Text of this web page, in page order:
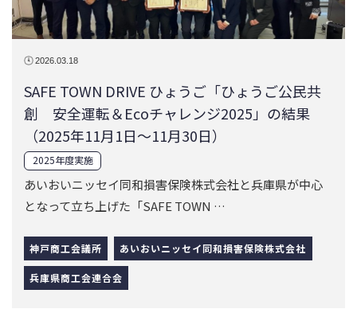
2025年度実施
あいおいニッセイ同和損害保険株式会社と兵庫県が中心
となって立ち上げた「SAFE TOWN …
神戸商工会議所 あいおいニッセイ同和損害保険株式会社
兵庫県商工会連合会